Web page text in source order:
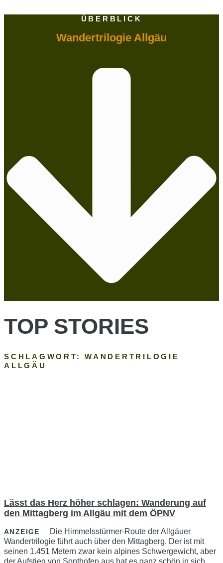
ÜBERBLICK
Wandertrilogie Allgäu
TOP STORIES
SCHLAGWORT: WANDERTRILOGIE
ALLGÄU
Lässt das Herz höher schlagen: Wanderung auf
den Mittagberg im Allgäu mit dem ÖPNV
ANZEIGE
Die Himmelsstürmer-Route der Allgäuer
Wandertrilogie führt auch über den Mittagberg. Der ist mit
seinen 1.451 Metern zwar kein alpines Schwergewicht, aber
der Aufstieg von Sonthofen aus hat es ganz schön in sich.